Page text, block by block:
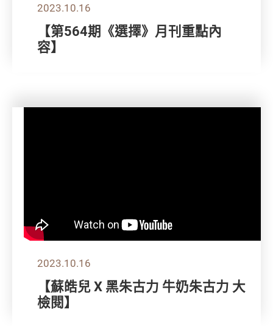
2023.10.16
【第564期《選擇》月刊重點內
容】
2023.10.16
【蘇皓兒 X 黑朱古力 牛奶朱古力 大
檢閱】